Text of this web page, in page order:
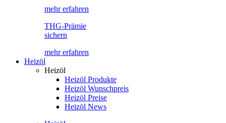
mehr erfahren
THG-Prämie
sichern
mehr erfahren
Heizöl
Heizöl
Heizöl Produkte
Heizöl Wunschpreis
Heizöl Preise
Heizöl News